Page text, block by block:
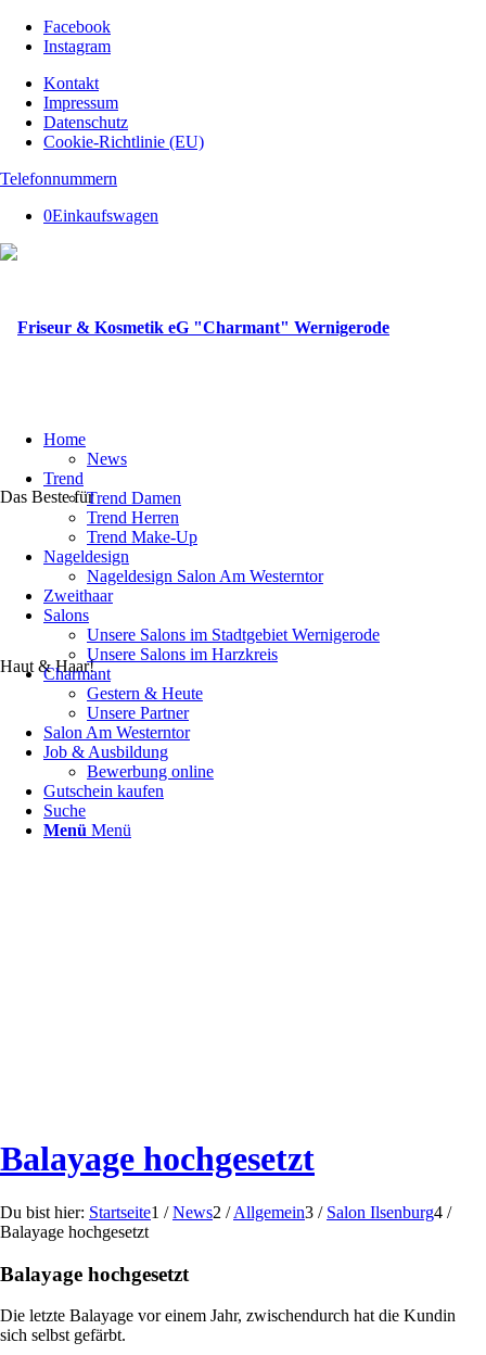
Facebook
Instagram
Kontakt
Impressum
Datenschutz
Cookie-Richtlinie (EU)
Telefonnummern
0Einkaufswagen
Das Beste für
Haut & Haar!
Home
News
Trend
Trend Damen
Trend Herren
Trend Make-Up
Nageldesign
Nageldesign Salon Am Westerntor
Zweithaar
Salons
Unsere Salons im Stadtgebiet Wernigerode
Unsere Salons im Harzkreis
Charmant
Gestern & Heute
Unsere Partner
Salon Am Westerntor
Job & Ausbildung
Bewerbung online
Gutschein kaufen
Suche
Menü Menü
Balayage hochgesetzt
Du bist hier: Startseite1 / News2 / Allgemein3 / Salon Ilsenburg4 /
Balayage hochgesetzt
Balayage hochgesetzt
Die letzte Balayage vor einem Jahr, zwischendurch hat die Kundin
sich selbst gefärbt.